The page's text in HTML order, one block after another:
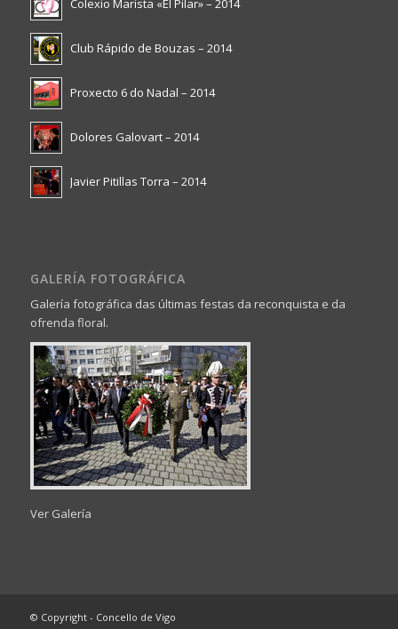
Colexio Marista «El Pilar» – 2014
Club Rápido de Bouzas – 2014
Proxecto 6 do Nadal – 2014
Dolores Galovart – 2014
Javier Pitillas Torra – 2014
GALERÍA FOTOGRÁFICA
Galería fotográfica das últimas festas da reconquista e da
ofrenda floral.
Ver Galería
© Copyright - Concello de Vigo